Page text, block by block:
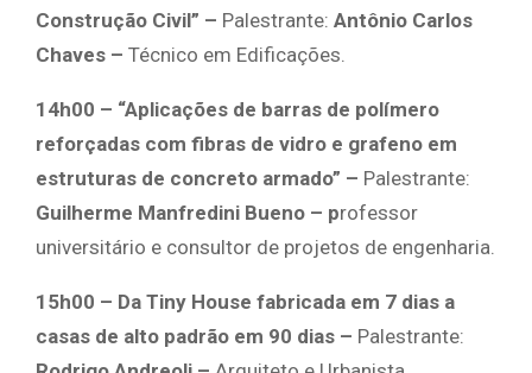
Construção Civil” – Palestrante: Antônio Carlos
Chaves – Técnico em Edificações.
14h00 – “Aplicações de barras de polímero
reforçadas com fibras de vidro e grafeno em
estruturas de concreto armado” – Palestrante:
Guilherme Manfredini Bueno – professor
universitário e consultor de projetos de engenharia.
15h00 – Da Tiny House fabricada em 7 dias a
casas de alto padrão em 90 dias – Palestrante: